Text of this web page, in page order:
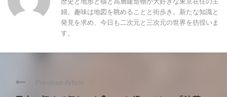
婦。趣味は地図を眺めることと街歩き。新たな知識と
発見を求め、今日も二次元と三次元の世界を彷徨いま
す。
Previous Article